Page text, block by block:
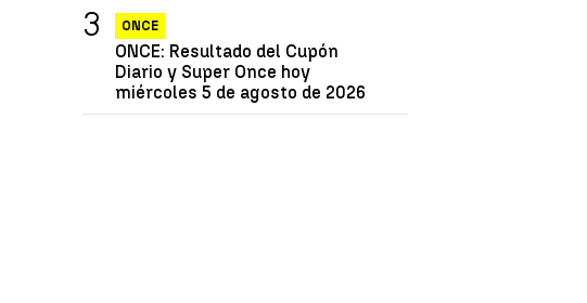
ONCE
ONCE: Resultado del Cupón
Diario y Super Once hoy
miércoles 5 de agosto de 2026